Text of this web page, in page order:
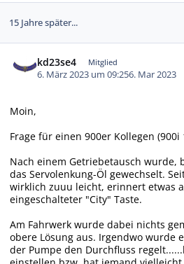
15 Jahre später...
kd23se4 Mitglied
6. März 2023 um 09:256. Mar 2023
Moin,
Frage für einen 900er Kollegen (900i
Nach einem Getriebetausch wurde,
das Servolenkung-Öl gewechselt.
wirklich zuuu leicht, erinnert etwas
eingeschalteter "City" Taste.
Am Fahrwerk wurde dabei nichts
obere Lösung aus. Irgendwo wurde
der Pumpe den Durchfluss